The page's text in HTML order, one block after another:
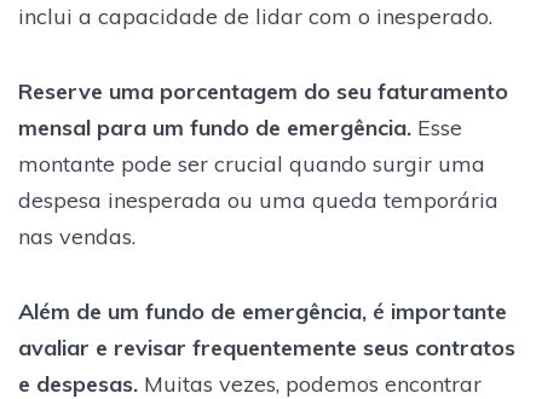
inclui a capacidade de lidar com o inesperado.
Reserve uma porcentagem do seu faturamento
mensal para um fundo de emergência. Esse
montante pode ser crucial quando surgir uma
despesa inesperada ou uma queda temporária
nas vendas.
Além de um fundo de emergência, é importante
avaliar e revisar frequentemente seus contratos
e despesas. Muitas vezes, podemos encontrar